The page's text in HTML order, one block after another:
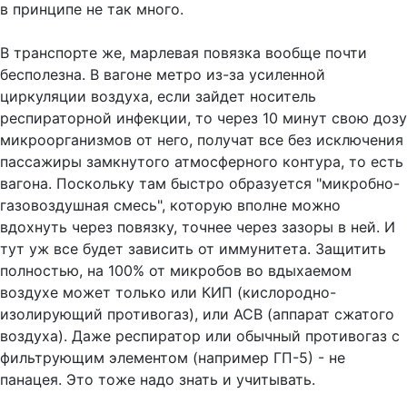
в принципе не так много.
В транспорте же, марлевая повязка вообще почти
бесполезна. В вагоне метро из-за усиленной
циркуляции воздуха, если зайдет носитель
респираторной инфекции, то через 10 минут свою дозу
микроорганизмов от него, получат все без исключения
пассажиры замкнутого атмосферного контура, то есть
вагона. Поскольку там быстро образуется "микробно-
газовоздушная смесь", которую вполне можно
вдохнуть через повязку, точнее через зазоры в ней. И
тут уж все будет зависить от иммунитета. Защитить
полностью, на 100% от микробов во вдыхаемом
воздухе может только или КИП (кислородно-
изолирующий противогаз), или АСВ (аппарат сжатого
воздуха). Даже респиратор или обычный противогаз с
фильтрующим элементом (например ГП-5) - не
панацея. Это тоже надо знать и учитывать.